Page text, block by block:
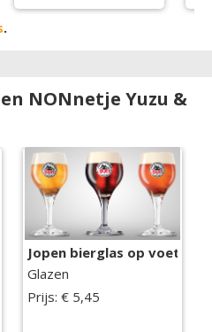
.
NONnetje Yuzu &
Jopen bierglas op voet
Glazen
Prijs: € 5,45